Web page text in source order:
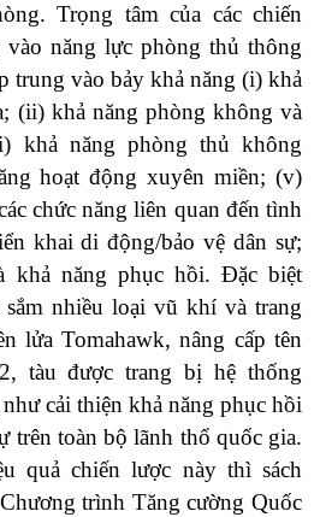
Trọng tâm của các chiến
năng lực phòng thủ thông
trung vào bảy khả năng (i) khả
(ii) khả năng phòng không và
khả năng phòng thủ không
hoạt động xuyên miền; (v)
chức năng liên quan đến tình
khai di động/bảo vệ dân sự;
khả năng phục hồi. Đặc biệt
sắm nhiều loại vũ khí và trang
lửa Tomahawk, nâng cấp tên
tàu được trang bị hệ thống
cải thiện khả năng phục hồi
trên toàn bộ lãnh thổ quốc gia.
quả chiến lược này thì sách
trình Tăng cường Quốc